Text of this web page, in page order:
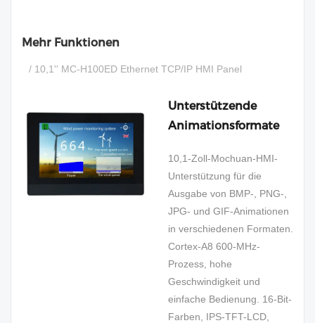
Mehr Funktionen
/ 10,1'' MC-H100ED Ethernet TCP/IP HMI Panel
Unterstützende
Animationsformate
10,1-Zoll-Mochuan-HMI-
Unterstützung für die
Ausgabe von BMP-, PNG-,
JPG- und GIF-Animationen
in verschiedenen Formaten.
Cortex-A8 600-MHz-
Prozess, hohe
Geschwindigkeit und
einfache Bedienung. 16-Bit-
Farben, IPS-TFT-LCD,